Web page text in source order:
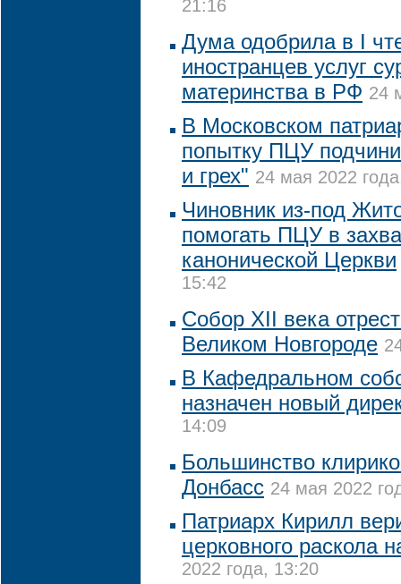
21:16
Дума одобрила в I
иностранцев услуг
материнства в РФ 24
В Московском
попытку ПЦУ
и грех" 24 мая 2022
Чиновник из-под
помогать ПЦУ в
канонической Церкви
15:42
Собор XII века
Великом Новгороде
В Кафедральном
назначен новый
14:09
Большинство
Донбасс 24 мая 2022
Патриарх Кирилл
церковного раскола
2022 года, 13:20